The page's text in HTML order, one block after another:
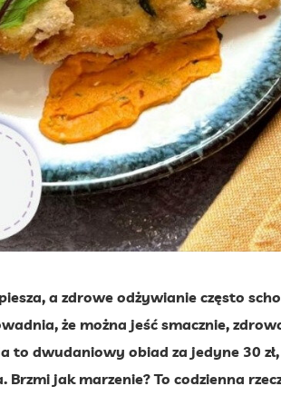
a zdrowe odżywianie często
że można jeść smacznie,
to dwudaniowy obiad za jedyne 30 zł,
Brzmi jak marzenie? To codzienna